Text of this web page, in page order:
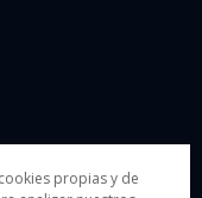
propias y de